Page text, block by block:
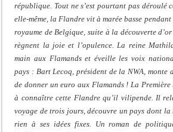
république. Tout ne s’est pourtant pas déroulé
elle-même, la Flandre vit à marée basse
royaume de Belgique, suite à la découverte
règnent la joie et l’opulence. La reine
main aux Flamands et éveille les voix
pays : Bart Lecoq, président de la NWA, monte
de donner un euro aux Flamands ! La
à connaître cette Flandre qu’il vilipende. Il
voyage de trois jours, découvre un pays dont
rien à ses idées fixes. Un roman de